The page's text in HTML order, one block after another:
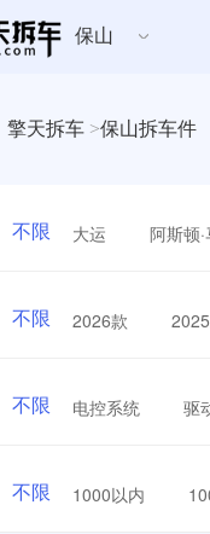
保山
擎天拆车 >保山拆车件
不限 大运 阿斯顿
不限 2026款
不限 电控系统 驱
不限 1000以内